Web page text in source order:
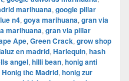
marihuana, google pillar
n4, goya marihuana, gran via
marihuana, gran via pillar
Ape, Green Crack, grow shop
en madrid, Harlequin, hash
angel, hilli bean, honig anti
Honig thc Madrid, honig zur